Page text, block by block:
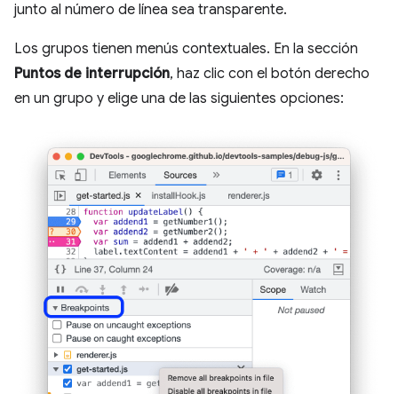
junto al número de línea sea transparente.
Los grupos tienen menús contextuales. En la sección
Puntos de interrupción, haz clic con el botón derecho
en un grupo y elige una de las siguientes opciones: